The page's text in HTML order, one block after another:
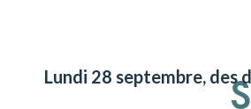
Lundi 28 septembre, des